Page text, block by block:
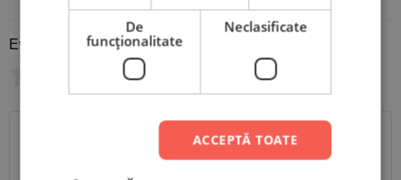
Evaluare
De
funcţionalitate
Neclasificate
ACCEPTĂ TOATE